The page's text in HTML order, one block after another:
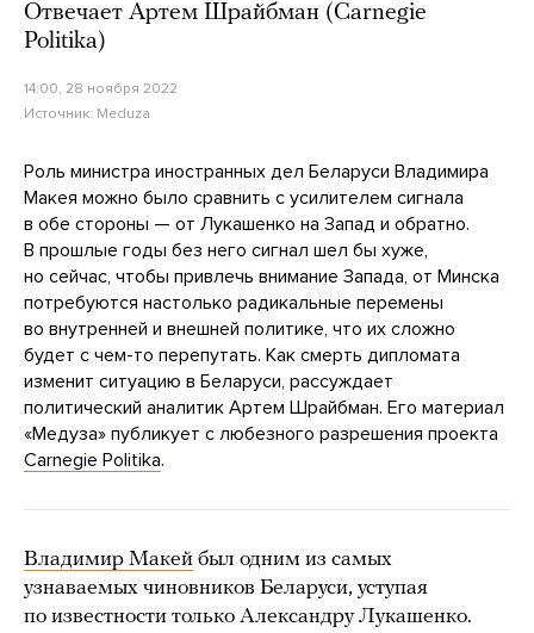
Отвечает Артем Шрайбман (Carnegie
Politika)
14:00, 28 ноября 2022
Источник: Meduza
Роль министра иностранных дел Беларуси Владимира
Макея можно было сравнить с усилителем сигнала
в обе стороны — от Лукашенко на Запад и обратно.
В прошлые годы без него сигнал шел бы хуже,
но сейчас, чтобы привлечь внимание Запада, от Минска
потребуются настолько радикальные перемены
во внутренней и внешней политике, что их сложно
будет с чем-то перепутать. Как смерть дипломата
изменит ситуацию в Беларуси, рассуждает
политический аналитик Артем Шрайбман. Его материал
«Медуза» публикует с любезного разрешения проекта
Carnegie Politika.
Владимир Макей был одним из самых
узнаваемых чиновников Беларуси, уступая
по известности только Александру Лукашенко.